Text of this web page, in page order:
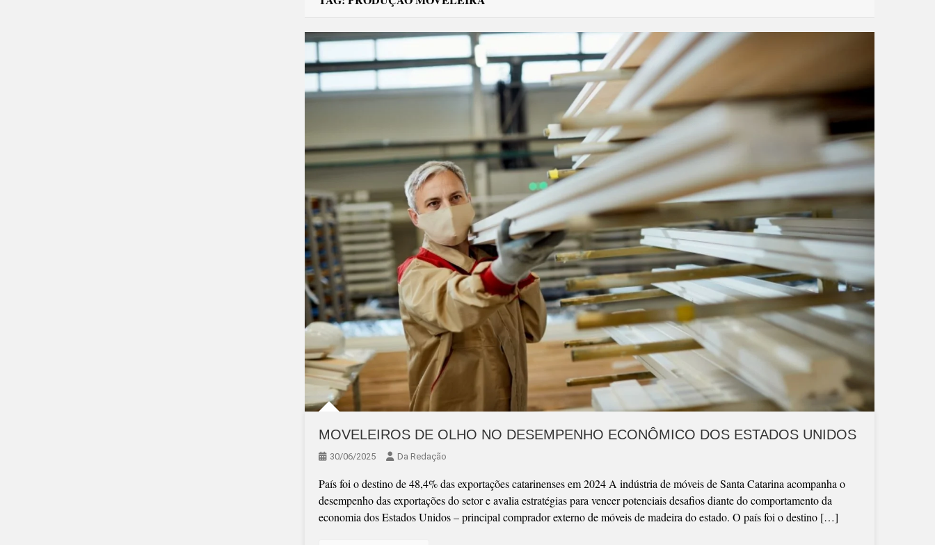
MOVELEIROS DE OLHO NO DESEMPENHO ECONÔMICO DOS ESTADOS UNIDOS
30/06/2025 Da Redação
País foi o destino de 48,4% das exportações catarinenses em 2024 A indústria de móveis de Santa Catarina acompanha o
desempenho das exportações do setor e avalia estratégias para vencer potenciais desafios diante do comportamento da
economia dos Estados Unidos – principal comprador externo de móveis de madeira do estado. O país foi o destino […]